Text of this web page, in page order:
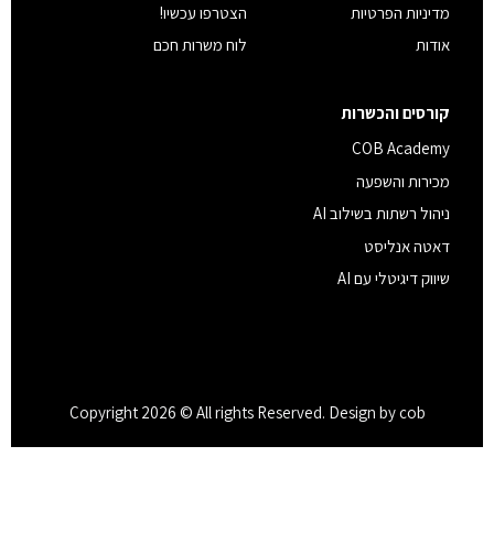
מדיניות הפרטיות
אודות
הצטרפו עכשיו!
לוח משרות חכם
קורסים והכשרות
COB Academy
מכירות והשפעה
ניהול רשתות בשילוב AI
דאטה אנליסט
שיווק דיגיטלי עם AI
Copyright 2026 © All rights Reserved. Design by cob